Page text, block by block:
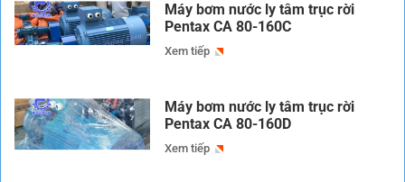
Máy bơm nước ly tâm trục rời
Pentax CA 80-160C
Xem tiếp
Máy bơm nước ly tâm trục rời
Pentax CA 80-160D
Xem tiếp